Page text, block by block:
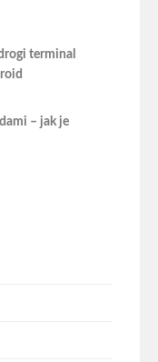
terminal
– jak je